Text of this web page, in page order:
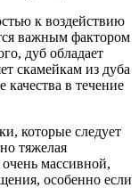
к воздействию
важным фактором
дуб обладает
скамейкам из дуба
в течение
которые следует
тяжелая
массивной,
особенно если